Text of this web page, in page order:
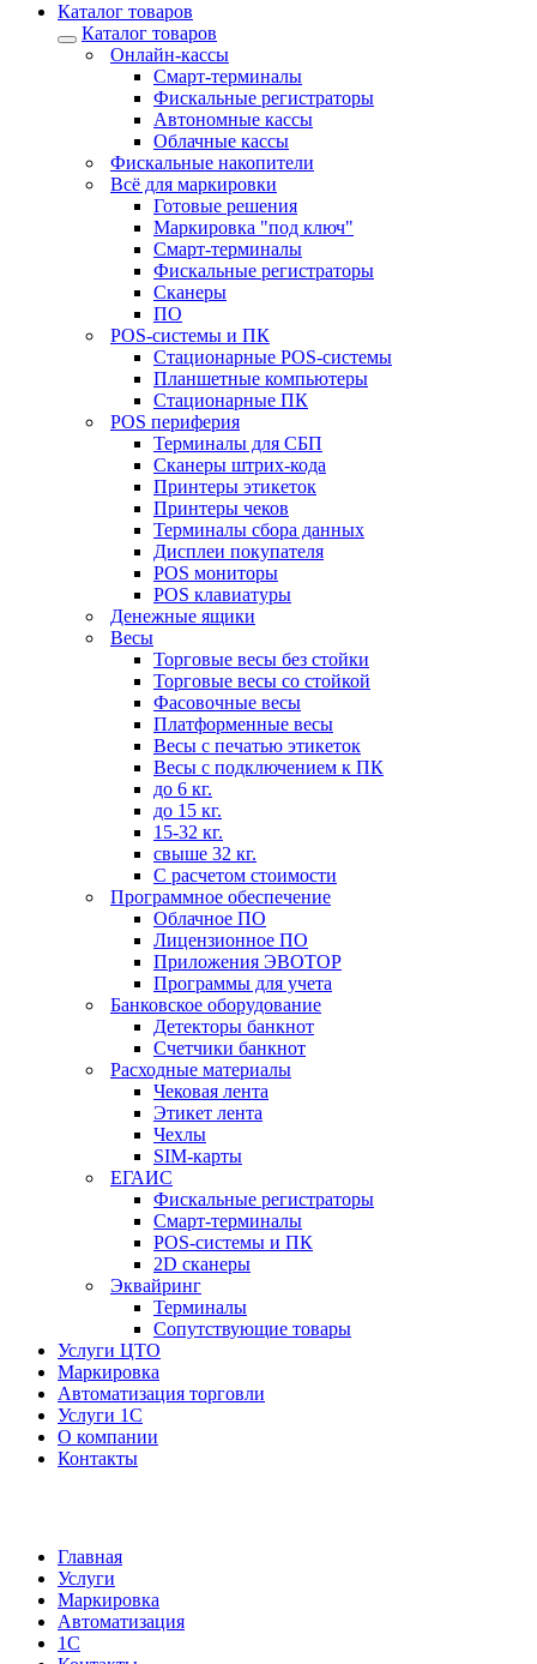
Каталог товаров
Каталог товаров
Онлайн-кассы
Смарт-терминалы
Фискальные регистраторы
Автономные кассы
Облачные кассы
Фискальные накопители
Всё для маркировки
Готовые решения
Маркировка "под ключ"
Смарт-терминалы
Фискальные регистраторы
Сканеры
ПО
POS-системы и ПК
Стационарные POS-системы
Планшетные компьютеры
Стационарные ПК
POS периферия
Терминалы для СБП
Сканеры штрих-кода
Принтеры этикеток
Принтеры чеков
Терминалы сбора данных
Дисплеи покупателя
POS мониторы
POS клавиатуры
Денежные ящики
Весы
Торговые весы без стойки
Торговые весы со стойкой
Фасовочные весы
Платформенные весы
Весы с печатью этикеток
Весы с подключением к ПК
до 6 кг.
до 15 кг.
15-32 кг.
свыше 32 кг.
С расчетом стоимости
Программное обеспечение
Облачное ПО
Лицензионное ПО
Приложения ЭВОТОР
Программы для учета
Банковское оборудование
Детекторы банкнот
Счетчики банкнот
Расходные материалы
Чековая лента
Этикет лента
Чехлы
SIM-карты
ЕГАИС
Фискальные регистраторы
Смарт-терминалы
POS-системы и ПК
2D сканеры
Эквайринг
Терминалы
Сопутствующие товары
Услуги ЦТО
Маркировка
Автоматизация торговли
Услуги 1С
О компании
Контакты
Главная
Услуги
Маркировка
Автоматизация
1С